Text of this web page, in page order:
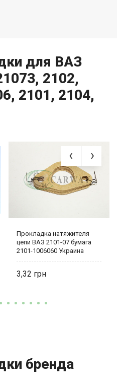
для ВАЗ
2102,
2101, 2104,
Прокладка натяжителя
цепи ВАЗ 2101-07 бумага
2101-1006060 Украина
3,32
бренда